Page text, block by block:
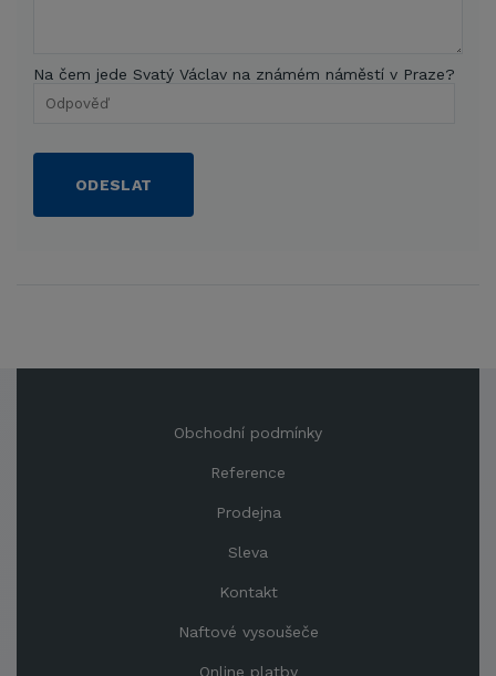
Na čem jede Svatý Václav na známém náměstí v Praze?
ODESLAT
Obchodní podmínky
Reference
Prodejna
Sleva
Kontakt
Naftové vysoušeče
Online platby